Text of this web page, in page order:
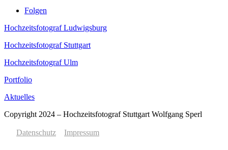
Folgen
Hochzeitsfotograf Ludwigsburg
Hochzeitsfotograf Stuttgart
Hochzeitsfotograf Ulm
Portfolio
Aktuelles
Copyright 2024 – Hochzeitsfotograf Stuttgart Wolfgang Sperl
Datenschutz Impressum